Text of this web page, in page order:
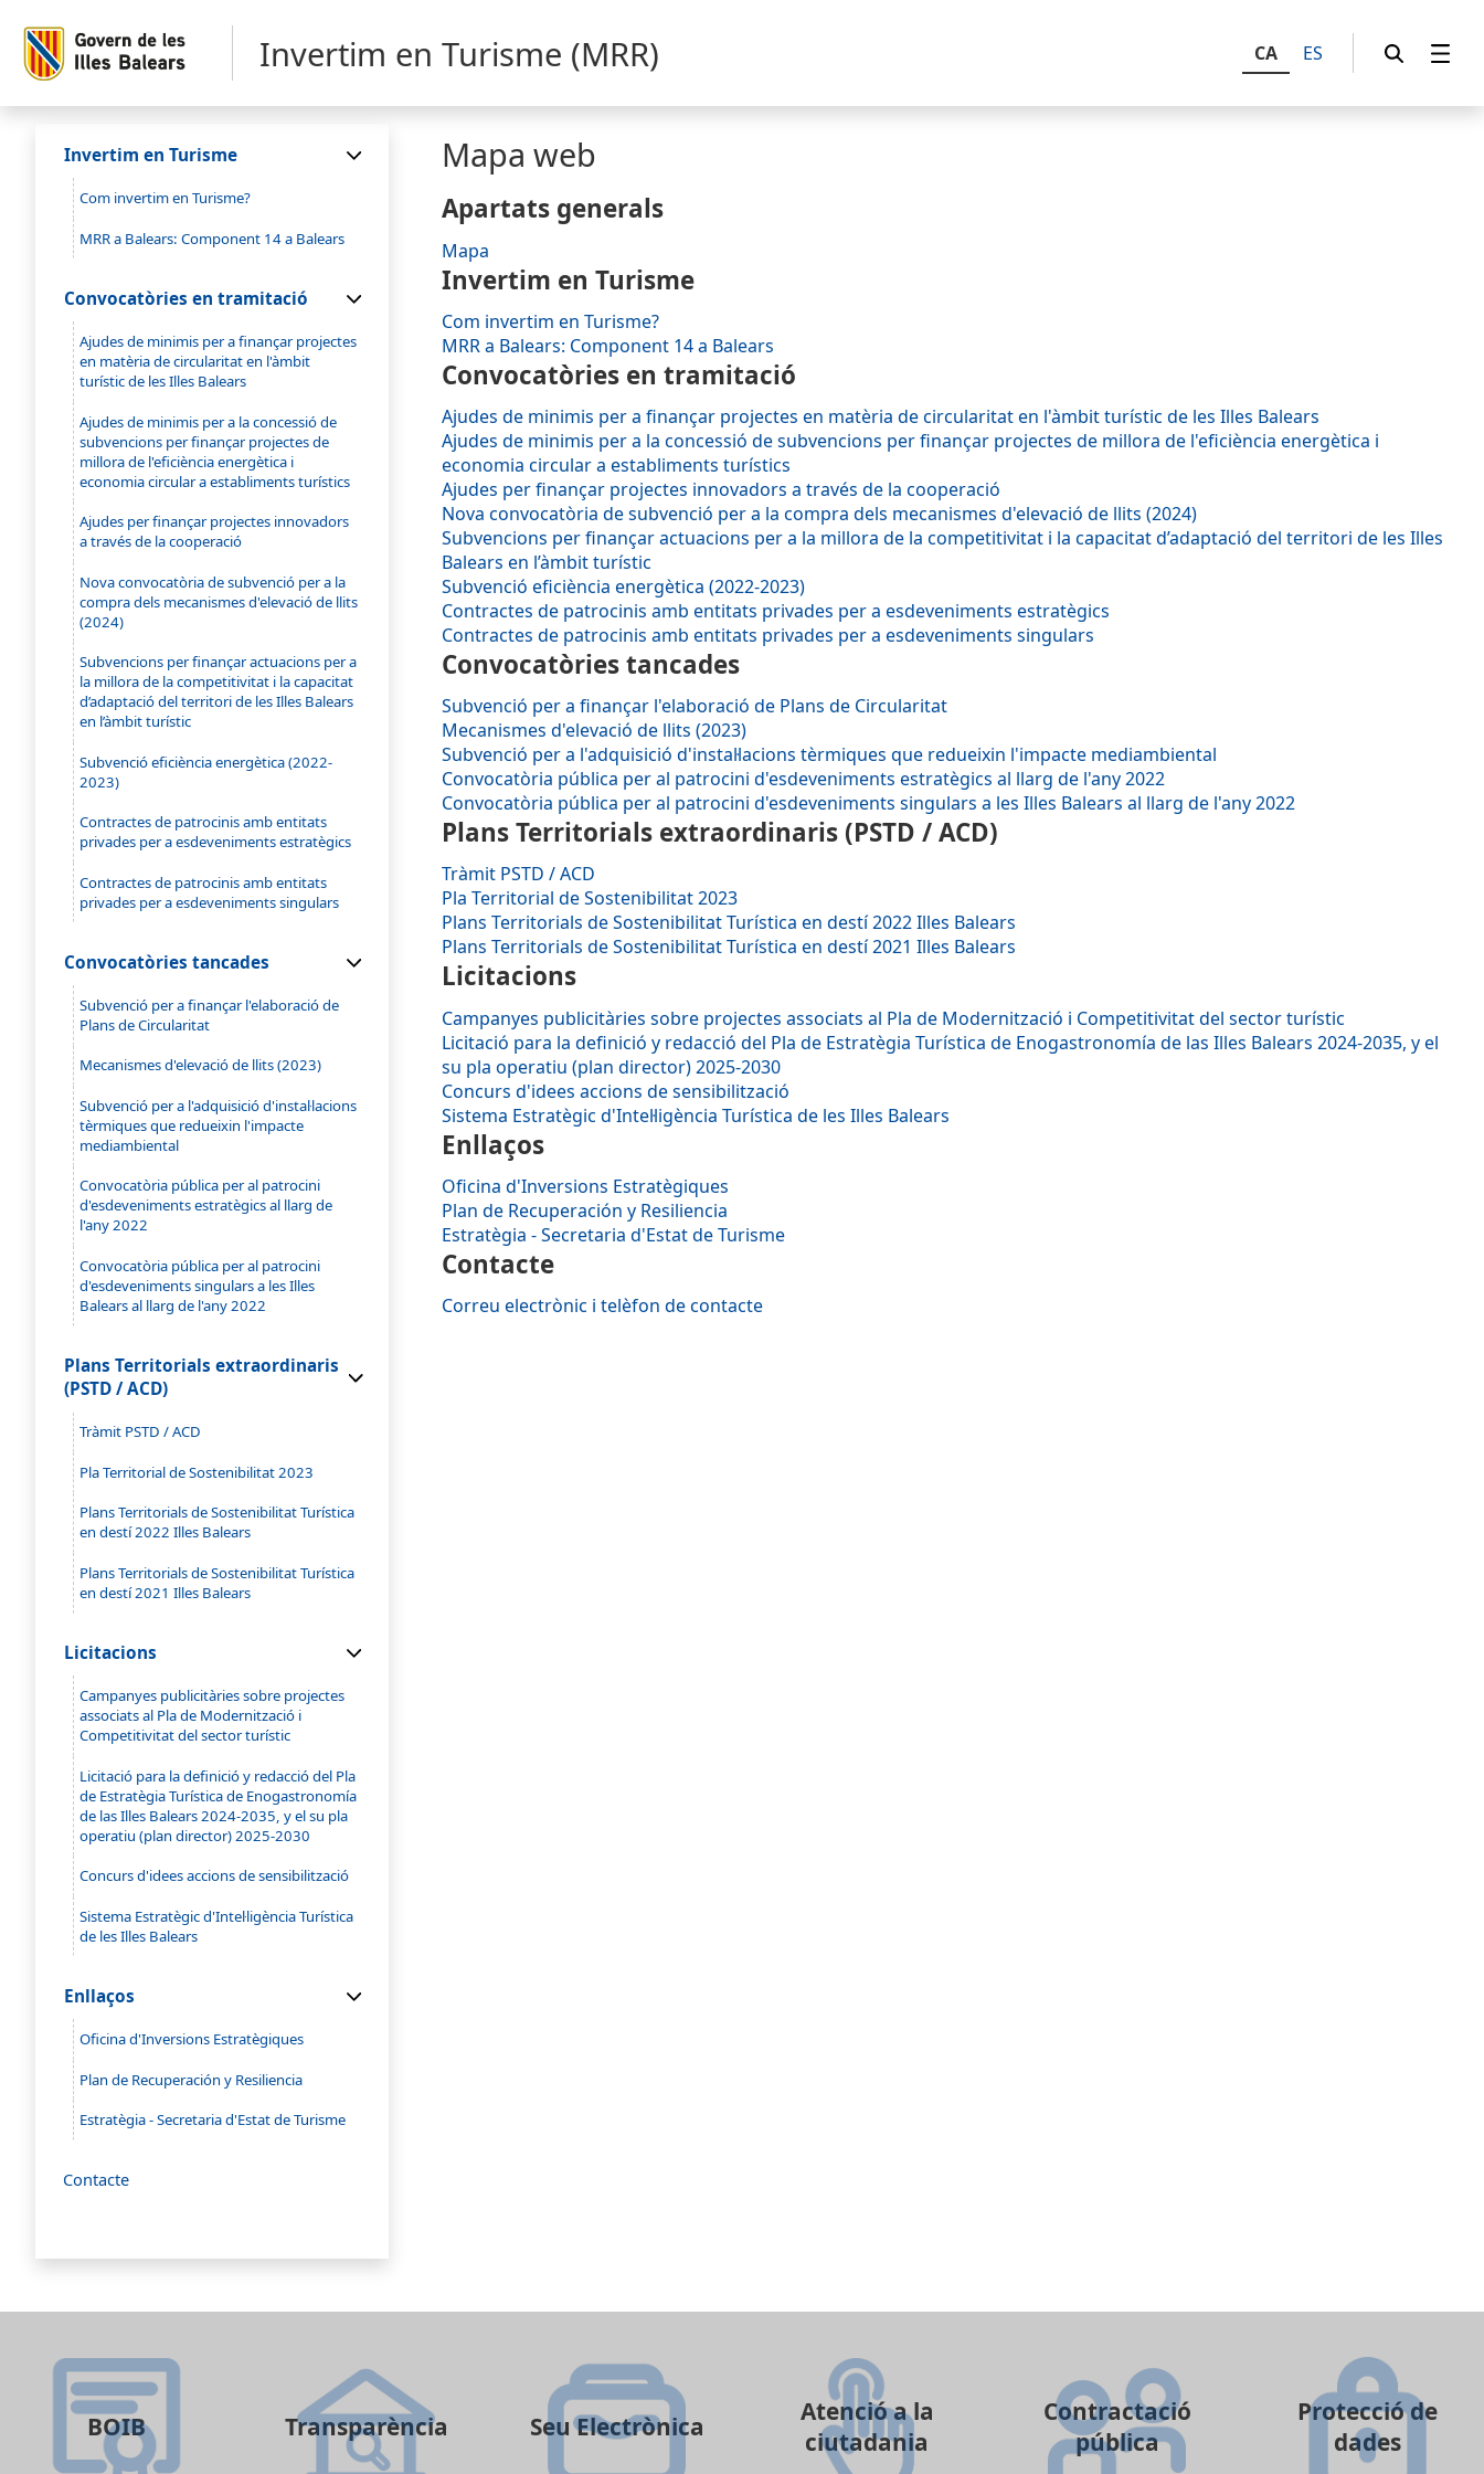
Invertim en Turisme (MRR) CA ES
Invertim en Turisme
Com invertim en Turisme?
MRR a Balears: Component 14 a Balears
Convocatòries en tramitació
Ajudes de minimis per a finançar projectes
en matèria de circularitat en l'àmbit
turístic de les Illes Balears
Ajudes de minimis per a la concessió de
subvencions per finançar projectes de
millora de l'eficiència energètica i
economia circular a establiments turístics
Ajudes per finançar projectes innovadors
a través de la cooperació
Nova convocatòria de subvenció per a la
compra dels mecanismes d'elevació de llits
(2024)
Subvencions per finançar actuacions per a
la millora de la competitivitat i la capacitat
d’adaptació del territori de les Illes Balears
en l’àmbit turístic
Subvenció eficiència energètica (2022-
2023)
Contractes de patrocinis amb entitats
privades per a esdeveniments estratègics
Contractes de patrocinis amb entitats
privades per a esdeveniments singulars
Convocatòries tancades
Subvenció per a finançar l'elaboració de
Plans de Circularitat
Mecanismes d'elevació de llits (2023)
Subvenció per a l'adquisició d'instal·lacions
tèrmiques que redueixin l'impacte
mediambiental
Convocatòria pública per al patrocini
d'esdeveniments estratègics al llarg de
l'any 2022
Convocatòria pública per al patrocini
d'esdeveniments singulars a les Illes
Balears al llarg de l'any 2022
Plans Territorials extraordinaris
(PSTD / ACD)
Tràmit PSTD / ACD
Pla Territorial de Sostenibilitat 2023
Plans Territorials de Sostenibilitat Turística
en destí 2022 Illes Balears
Plans Territorials de Sostenibilitat Turística
en destí 2021 Illes Balears
Licitacions
Campanyes publicitàries sobre projectes
associats al Pla de Modernització i
Competitivitat del sector turístic
Licitació para la definició y redacció del Pla
de Estratègia Turística de Enogastronomía
de las Illes Balears 2024-2035, y el su pla
operatiu (plan director) 2025-2030
Concurs d'idees accions de sensibilització
Sistema Estratègic d'Intel·ligència Turística
de les Illes Balears
Enllaços
Oficina d'Inversions Estratègiques
Plan de Recuperación y Resiliencia
Estratègia - Secretaria d'Estat de Turisme
Contacte
Mapa web
Apartats generals
Mapa
Invertim en Turisme
Com invertim en Turisme?
MRR a Balears: Component 14 a Balears
Convocatòries en tramitació
Ajudes de minimis per a finançar projectes en matèria de circularitat en l'àmbit turístic de les Illes Balears
Ajudes de minimis per a la concessió de subvencions per finançar projectes de millora de l'eficiència energètica i
economia circular a establiments turístics
Ajudes per finançar projectes innovadors a través de la cooperació
Nova convocatòria de subvenció per a la compra dels mecanismes d'elevació de llits (2024)
Subvencions per finançar actuacions per a la millora de la competitivitat i la capacitat d’adaptació del territori de les Illes
Balears en l’àmbit turístic
Subvenció eficiència energètica (2022-2023)
Contractes de patrocinis amb entitats privades per a esdeveniments estratègics
Contractes de patrocinis amb entitats privades per a esdeveniments singulars
Convocatòries tancades
Subvenció per a finançar l'elaboració de Plans de Circularitat
Mecanismes d'elevació de llits (2023)
Subvenció per a l'adquisició d'instal·lacions tèrmiques que redueixin l'impacte mediambiental
Convocatòria pública per al patrocini d'esdeveniments estratègics al llarg de l'any 2022
Convocatòria pública per al patrocini d'esdeveniments singulars a les Illes Balears al llarg de l'any 2022
Plans Territorials extraordinaris (PSTD / ACD)
Tràmit PSTD / ACD
Pla Territorial de Sostenibilitat 2023
Plans Territorials de Sostenibilitat Turística en destí 2022 Illes Balears
Plans Territorials de Sostenibilitat Turística en destí 2021 Illes Balears
Licitacions
Campanyes publicitàries sobre projectes associats al Pla de Modernització i Competitivitat del sector turístic
Licitació para la definició y redacció del Pla de Estratègia Turística de Enogastronomía de las Illes Balears 2024-2035, y el
su pla operatiu (plan director) 2025-2030
Concurs d'idees accions de sensibilització
Sistema Estratègic d'Intel·ligència Turística de les Illes Balears
Enllaços
Oficina d'Inversions Estratègiques
Plan de Recuperación y Resiliencia
Estratègia - Secretaria d'Estat de Turisme
Contacte
Correu electrònic i telèfon de contacte
BOIB Transparència Seu Electrònica
Atenció a la
ciutadania
Contractació
pública
Protecció de
dades